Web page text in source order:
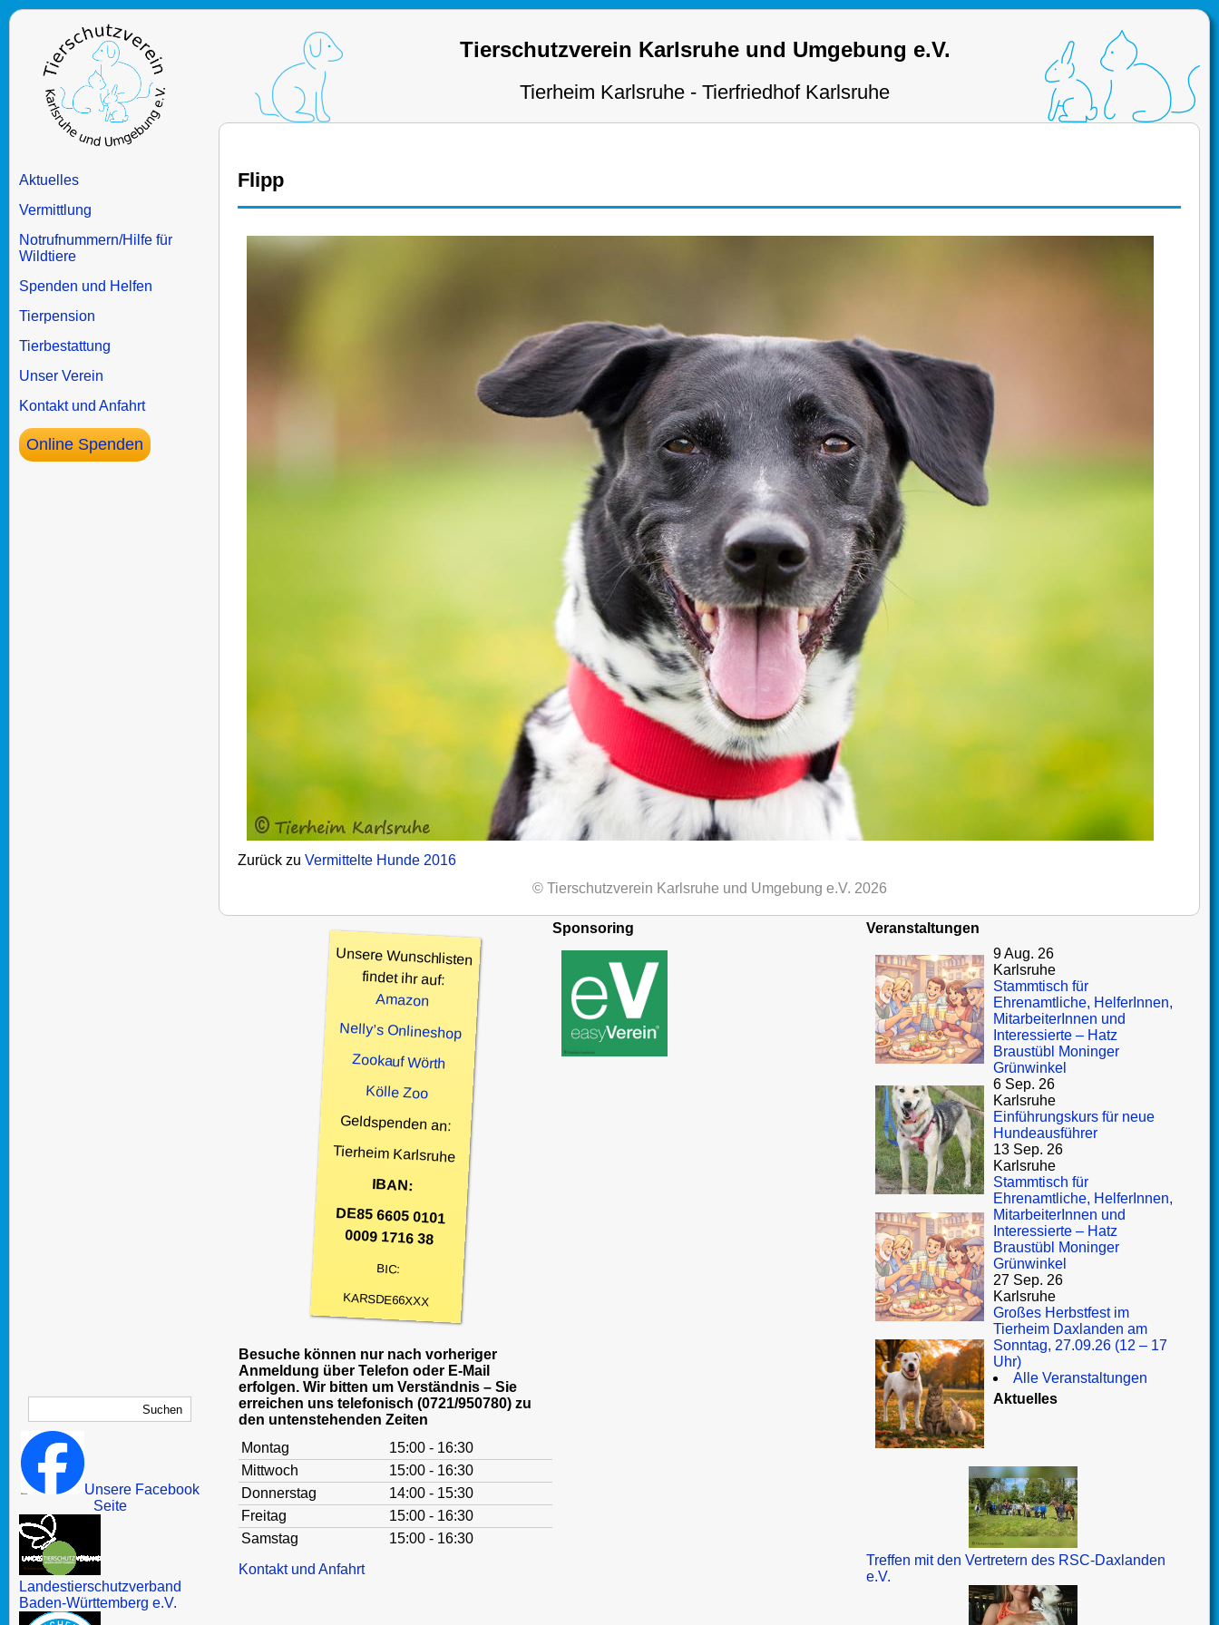
Tierschutzverein Karlsruhe und Umgebung e.V.
Tierheim Karlsruhe - Tierfriedhof Karlsruhe
Aktuelles
Vermittlung
Notrufnummern/Hilfe für
Wildtiere
Spenden und Helfen
Tierpension
Tierbestattung
Unser Verein
Kontakt und Anfahrt
Online Spenden
Unsere Facebook
Seite
Landestierschutzverband
Baden-Württemberg e.V.
Flipp
Zurück zu Vermittelte Hunde 2016
© Tierschutzverein Karlsruhe und Umgebung e.V. 2026
Unsere Wunschlisten
findet ihr auf:
Amazon
Nelly’s Onlineshop
Zookauf Wörth
Kölle Zoo
Geldspenden an:
Tierheim Karlsruhe
IBAN:
DE85 6605 0101
0009 1716 38
BIC:
KARSDE66XXX
Besuche können nur nach vorheriger
Anmeldung über Telefon oder E-Mail
erfolgen. Wir bitten um Verständnis – Sie
erreichen uns telefonisch (0721/950780) zu
den untenstehenden Zeiten
Montag
15:00 - 16:30
Mittwoch
15:00 - 16:30
Donnerstag
14:00 - 15:30
Freitag
15:00 - 16:30
Samstag
15:00 - 16:30
Kontakt und Anfahrt
Sponsoring
Veranstaltungen
9 Aug. 26
Karlsruhe
Stammtisch für
Ehrenamtliche, HelferInnen,
MitarbeiterInnen und
Interessierte – Hatz
Braustübl Moninger
Grünwinkel
6 Sep. 26
Karlsruhe
Einführungskurs für neue
Hundeausführer
13 Sep. 26
Karlsruhe
Stammtisch für
Ehrenamtliche, HelferInnen,
MitarbeiterInnen und
Interessierte – Hatz
Braustübl Moninger
Grünwinkel
27 Sep. 26
Karlsruhe
Großes Herbstfest im
Tierheim Daxlanden am
Sonntag, 27.09.26 (12 – 17
Uhr)
Alle Veranstaltungen
Aktuelles
Treffen mit den Vertretern des RSC-Daxlanden
e.V.